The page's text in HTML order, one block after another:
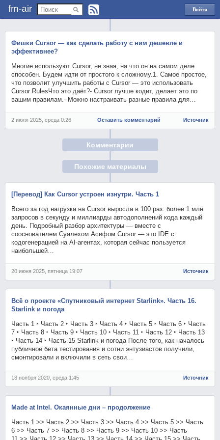
fm-air
Войти
через
Фишки Cursor — как сделать работу с ним дешевле и
эффективнее?
Многие используют Cursor, не зная, на что он на самом деле
способен. Будем идти от простого к сложному.1. Самое простое,
что позволит улучшить работы с Cursor — это использовать
Cursor RulesЧто это даёт?- Cursor лучше кодит, делает это по
вашим правилам.- Можно настраивать разные правила для…
2 июля 2025, среда 0:26 Оставить комментарий Источник
Комментарии
Похожие материалы
[Перевод] Как Cursor устроен изнутри. Часть 1
Всего за год нагрузка на Cursor выросла в 100 раз: более 1 млн
запросов в секунду и миллиарды автодополнений кода каждый
день. Подробный разбор архитектуры — вместе с
сооснователем Суалехом Асифом.Cursor — это IDE с
кодогенерацией на AI-агентах, которая сейчас пользуется
наибольшей…
20 июня 2025, пятница 19:07 Источник
Всё о проекте «Спутниковый интернет Starlink». Часть 16.
Starlink и погода
Часть 1 ‣ Часть 2 ‣ Часть 3 ‣ Часть 4 ‣ Часть 5 ‣ Часть 6 ‣ Часть
7 ‣ Часть 8 ‣ Часть 9 ‣ Часть 10 ‣ Часть 11 ‣ Часть 12 ‣ Часть 13
‣ Часть 14 ‣ Часть 15 Starlink и погода После того, как началось
публичное бета тестирования и сотни энтузиастов получили,
смонтировали и включили в сеть свои…
18 ноября 2020, среда 1:45 Источник
Made at Intel. Окаянные дни – продолжение
Часть 1 >> Часть 2 >> Часть 3 >> Часть 4 >> Часть 5 >> Часть
6 >> Часть 7 >> Часть 8 >> Часть 9 >> Часть 10 >> Часть